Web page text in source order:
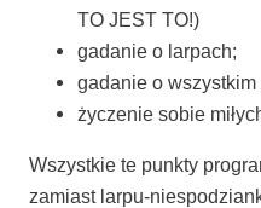
TO JEST TO!)
gada­nie o larpach;
gada­nie o
życze­nie sobie
Wszyst­kie te punk­ty
zamiast lar­pu-